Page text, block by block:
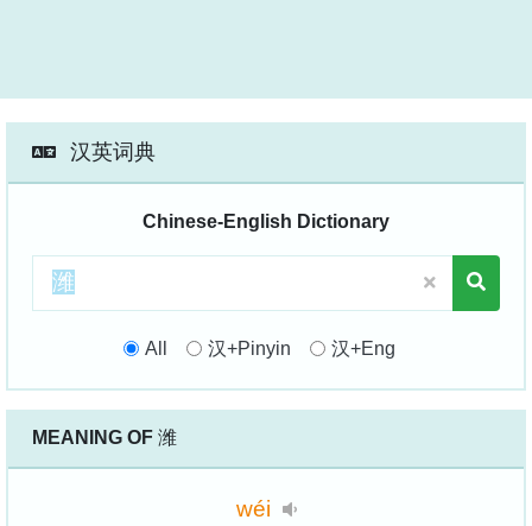
汉英词典
Chinese-English Dictionary
All 汉+Pinyin 汉+Eng
MEANING OF 潍
wéi